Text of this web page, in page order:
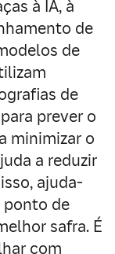
à IA, à
de
de
de
prever o
minimizar o
a reduzir
ajuda-
ponto de
safra. É
com